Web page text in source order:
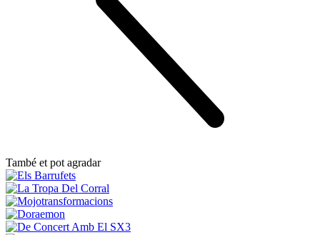
També et pot agradar